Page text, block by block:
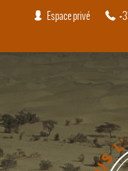
Espace privé